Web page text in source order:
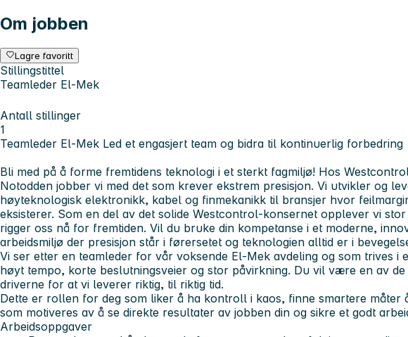
Om jobben
Lagre favoritt
Stillingstittel
Teamleder El-Mek
Antall stillinger
1
Teamleder El-Mek Led et engasjert team og bidra til kontinuerlig forbedring
Bli med på å forme fremtidens teknologi i et sterkt fagmiljø! Hos
Notodden jobber vi med det som krever ekstrem presisjon. Vi utvikler og
høyteknologisk elektronikk, kabel og finmekanikk til bransjer hvor
eksisterer. Som en del av det solide Westcontrol-konsernet opplever vi
rigger oss nå for fremtiden. Vil du bruke din kompetanse i et moderne,
arbeidsmiljø der presisjon står i førersetet og teknologien alltid er i
Vi ser etter en teamleder for vår voksende El-Mek avdeling og som trives i
høyt tempo, korte beslutningsveier og stor påvirkning. Du vil være en av de
driverne for at vi leverer riktig, til riktig tid.
Dette er rollen for deg som liker å ha kontroll i kaos, finne smartere måter
som motiveres av å se direkte resultater av jobben din og sikre et godt
Arbeidsoppgaver